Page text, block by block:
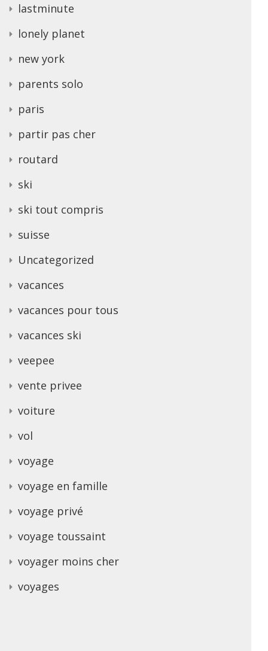
lastminute
lonely planet
new york
parents solo
paris
partir pas cher
routard
ski
ski tout compris
suisse
Uncategorized
vacances
vacances pour tous
vacances ski
veepee
vente privee
voiture
vol
voyage
voyage en famille
voyage privé
voyage toussaint
voyager moins cher
voyages